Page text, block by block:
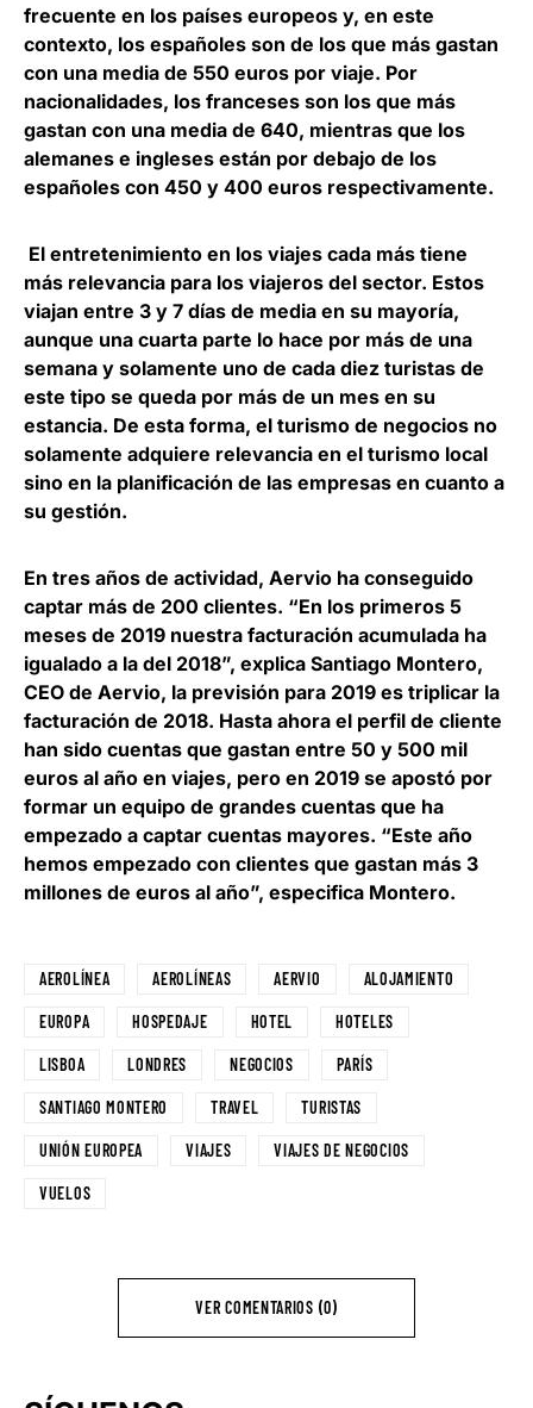
frecuente en los países europeos y, en este
contexto, los españoles son de los que más gastan
con una media de 550 euros por viaje. Por
nacionalidades, los franceses son los que más
gastan con una media de 640, mientras que los
alemanes e ingleses están por debajo de los
españoles con 450 y 400 euros respectivamente.
El entretenimiento en los viajes cada más tiene
más relevancia para los viajeros del sector. Estos
viajan entre 3 y 7 días de media en su mayoría,
aunque una cuarta parte lo hace por más de una
semana y solamente uno de cada diez turistas de
este tipo se queda por más de un mes en su
estancia. De esta forma, el turismo de negocios no
solamente adquiere relevancia en el turismo local
sino en la planificación de las empresas en cuanto a
su gestión.
En tres años de actividad, Aervio ha conseguido
captar más de 200 clientes. “En los primeros 5
meses de 2019 nuestra facturación acumulada ha
igualado a la del 2018”, explica Santiago Montero,
CEO de Aervio, la previsión para 2019 es triplicar la
facturación de 2018. Hasta ahora el perfil de cliente
han sido cuentas que gastan entre 50 y 500 mil
euros al año en viajes, pero en 2019 se apostó por
formar un equipo de grandes cuentas que ha
empezado a captar cuentas mayores. “Este año
hemos empezado con clientes que gastan más 3
millones de euros al año”, especifica Montero.
AEROLÍNEA AEROLÍNEAS AERVIO ALOJAMIENTO
EUROPA HOSPEDAJE HOTEL HOTELES
LISBOA LONDRES NEGOCIOS PARÍS
SANTIAGO MONTERO TRAVEL TURISTAS
UNIÓN EUROPEA VIAJES VIAJES DE NEGOCIOS
VUELOS
VER COMENTARIOS (0)